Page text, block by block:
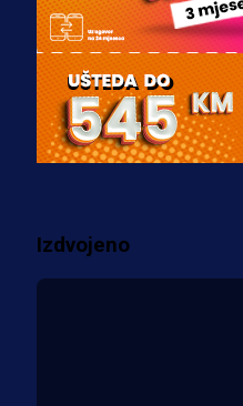
3 sedmica 3 dan
Premijer liga BiH
Misimović
za pranje
prostorije
Više vijesti
Izdvojeno